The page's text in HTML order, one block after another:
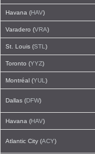
Havana (HAV)
Varadero (VRA)
St. Louis (STL )
Toronto (YYZ)
Montréal (YUL )
Dallas (DFW)
Havana (HAV)
Atlantic City (ACY)